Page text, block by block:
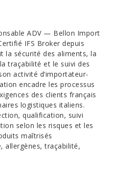
ADV — Bellon Import
IFS Broker depuis
la sécurité des aliments, la
traçabilité et le suivi des
activité d’importateur-
encadre les processus
des clients français
logistiques italiens.
qualification, suivi
selon les risques et les
maîtrisés
allergènes, traçabilité,